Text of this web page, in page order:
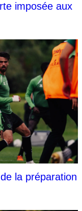
imposée aux
la préparation